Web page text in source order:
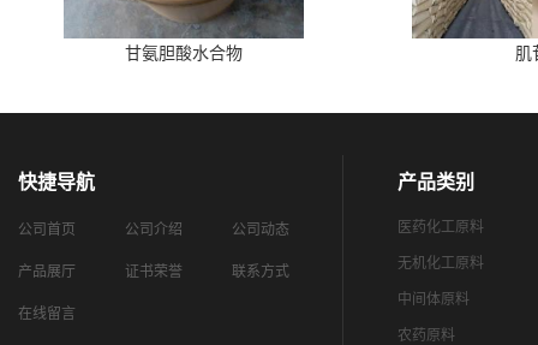
甘氨胆酸水合物 肌
快捷导航
公司首页 公司介绍 公司动态
产品展厅 证书荣誉 联系方式
在线留言
产品类别
医药化工原料
无机化工原料
中间体原料
农药原料